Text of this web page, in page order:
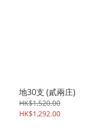
地30支 (貳兩庄)
HK$1,520.00
HK$1,292.00